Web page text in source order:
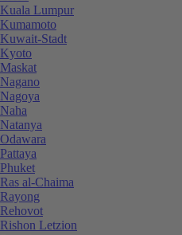
Kuala Lumpur
Kumamoto
Kuwait-Stadt
Kyoto
Maskat
Nagano
Nagoya
Naha
Natanya
Odawara
Pattaya
Phuket
Ras al-Chaima
Rayong
Rehovot
Rishon Letzion